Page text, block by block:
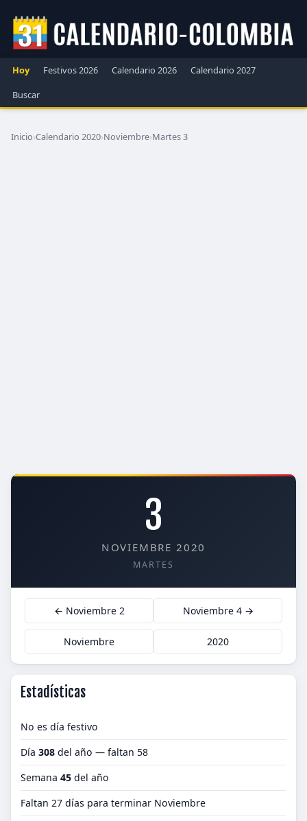
Hoy Festivos 2026 Calendario 2026
Calendario 2027
Buscar
Inicio›Calendario 2020›Noviembre›Martes 3
3
NOVIEMBRE 2020
MARTES
← Noviembre 2 Noviembre 4 →
Noviembre 2020
Estadísticas
No es día festivo
Día 308 del año — faltan 58
Semana 45 del año
Faltan 27 días para terminar Noviembre